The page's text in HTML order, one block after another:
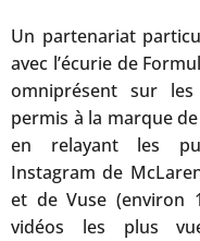
Un partenariat
avec l’écurie de
omniprésent sur
permis à la marque
en relayant les
Instagram de
et de Vuse (environ
vidéos les plus